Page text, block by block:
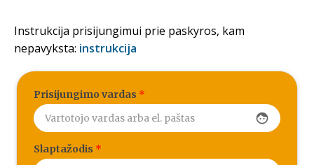
Instrukcija prisijungimui prie paskyros, kam
nepavyksta: instrukcija
Prisijungimo vardas *
face
Slaptažodis *